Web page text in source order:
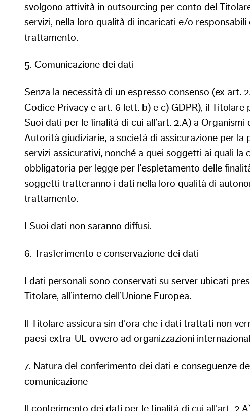
svolgono attività in outsourcing per conto del
servizi, nella loro qualità di incaricati e/o responsabili
trattamento.
5. Comunicazione dei dati
Senza la necessità di un espresso consenso (ex art.
Codice Privacy e art. 6 lett. b) e c) GDPR), il Titolare
Suoi dati per le finalità di cui all’art. 2.A) a Organismi
Autorità giudiziarie, a società di assicurazione per la
servizi assicurativi, nonché a quei soggetti ai quali la
obbligatoria per legge per l’espletamento delle
soggetti tratteranno i dati nella loro qualità di
trattamento.
I Suoi dati non saranno diffusi.
6. Trasferimento e conservazione dei dati
I dati personali sono conservati su server ubicati
Titolare, all’interno dell’Unione Europea.
Il Titolare assicura sin d’ora che i dati trattati non
paesi extra-UE ovvero ad organizzazioni
7. Natura del conferimento dei dati e conseguenze
comunicazione
Il conferimento dei dati per le finalità di cui all’art.